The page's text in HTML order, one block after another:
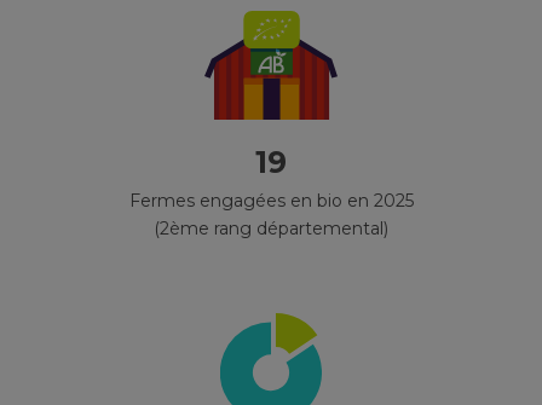
19
Fermes engagées en bio en 2025
(2ème rang départemental)